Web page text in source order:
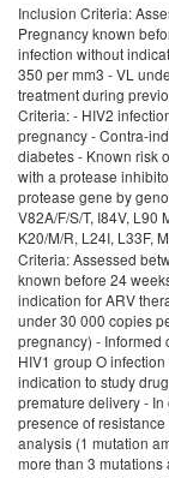
Inclusion Criteria:
Pregnancy known
infection without
350 per mm3 - VL
treatment during
Criteria: - HIV2
pregnancy - Contra-
diabetes - Known risk
with a protease
protease gene by
V82A/F/S/T, I84V, L90
K20/M/R, L24I, L33F,
Criteria: Assessed
known before 24
indication for ARV
under 30 000 copies
pregnancy) - Informed
HIV1 group O
indication to study
premature delivery -
presence of
analysis (1 mutation
more than 3 mutations